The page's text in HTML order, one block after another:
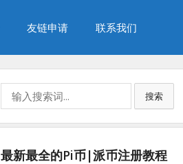
友链申请 联系我们
Search
for:
搜索
最新最全的Pi币|派币注册教程